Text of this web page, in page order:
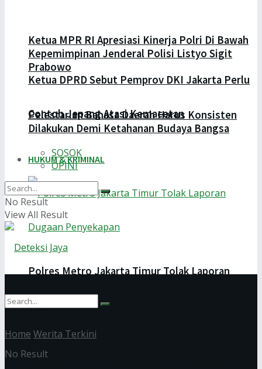
Ketua DPRD Sebut Pemprov DKI Jakarta Perlu
Contoh Jepang Atasi Kemacetan
HUKUM & KRIMINAL
Polres Metro Jakarta Timur Tolak Laporan
Dugaan Penyekapan
Ketua MPR RI Apresiasi Kinerja Polri Di Bawah
Kepemimpinan Jenderal Polisi Listyo Sigit
Prabowo
Pelestarian Bahasa Daerah Harus Konsisten
Dilakukan Demi Ketahanan Budaya Bangsa
SOSOK
OPINI
No Result
View All Result
No Result
Home Werita Terkini